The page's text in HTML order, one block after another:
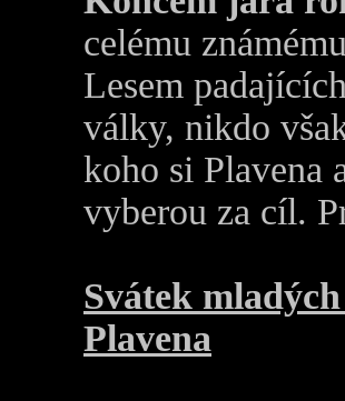
celému
Lesem
války, nikdo
koho si Plavena
vyberou za cíl.
Svátek
Plavena